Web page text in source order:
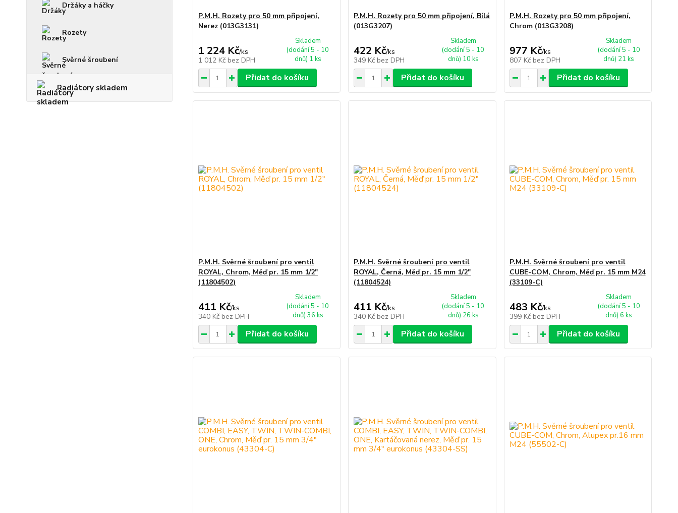
Držáky a háčky
Rozety
Svěrné šroubení
Radiátory skladem
P.M.H. Rozety pro 50 mm připojení,
Nerez (013G3131)
1 224 Kč/ks
1 012 Kč bez DPH
Skladem
(dodání 5 - 10
dnů) 1 ks
Přidat do košíku
P.M.H. Rozety pro 50 mm připojení, Bílá
(013G3207)
422 Kč/ks
349 Kč bez DPH
Skladem
(dodání 5 - 10
dnů) 10 ks
Přidat do košíku
P.M.H. Rozety pro 50 mm připojení,
Chrom (013G3208)
977 Kč/ks
807 Kč bez DPH
Skladem
(dodání 5 - 10
dnů) 21 ks
Přidat do košíku
P.M.H. Svěrné šroubení pro ventil
ROYAL, Chrom, Měď pr. 15 mm 1/2"
(11804502)
411 Kč/ks
340 Kč bez DPH
Skladem
(dodání 5 - 10
dnů) 36 ks
Přidat do košíku
P.M.H. Svěrné šroubení pro ventil
ROYAL, Černá, Měď pr. 15 mm 1/2"
(11804524)
411 Kč/ks
340 Kč bez DPH
Skladem
(dodání 5 - 10
dnů) 26 ks
Přidat do košíku
P.M.H. Svěrné šroubení pro ventil
CUBE-COM, Chrom, Měď pr. 15 mm M24
(33109-C)
483 Kč/ks
399 Kč bez DPH
Skladem
(dodání 5 - 10
dnů) 6 ks
Přidat do košíku